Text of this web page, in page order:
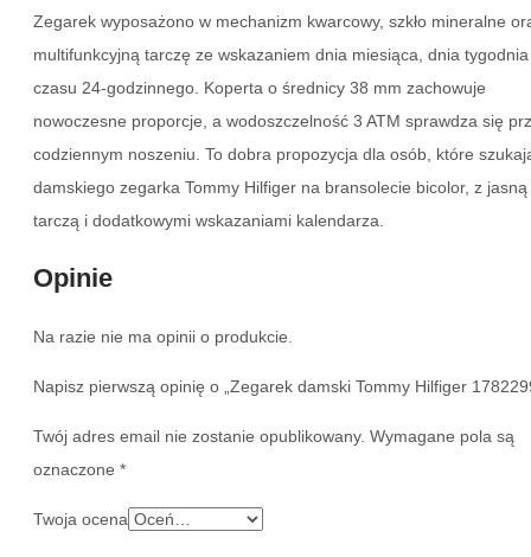
Zegarek wyposażono w mechanizm kwarcowy, szkło mineralne
multifunkcyjną tarczę ze wskazaniem dnia miesiąca, dnia
czasu 24-godzinnego. Koperta o średnicy 38 mm zachowuje
nowoczesne proporcje, a wodoszczelność 3 ATM sprawdza się
codziennym noszeniu. To dobra propozycja dla osób, które
damskiego zegarka Tommy Hilfiger na bransolecie bicolor, z jasną
tarczą i dodatkowymi wskazaniami kalendarza.
Opinie
Na razie nie ma opinii o produkcie.
Napisz pierwszą opinię o „Zegarek damski Tommy Hilfiger
Twój adres email nie zostanie opublikowany. Wymagane pola są
oznaczone *
Twoja ocena